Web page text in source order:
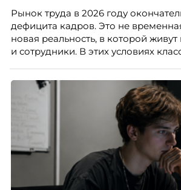
Рынок труда в 2026 году
дефицита кадров. Это не
новая реальность, в которой живут
и сотрудники. В этих условиях
продуманная система из нескольких
профессиональных опор, которая
устойчивость, гибкость и
Автор – Елена Парфенова,
HR-эксперт, наставник. Разбирает,
модель и кому она подходит в